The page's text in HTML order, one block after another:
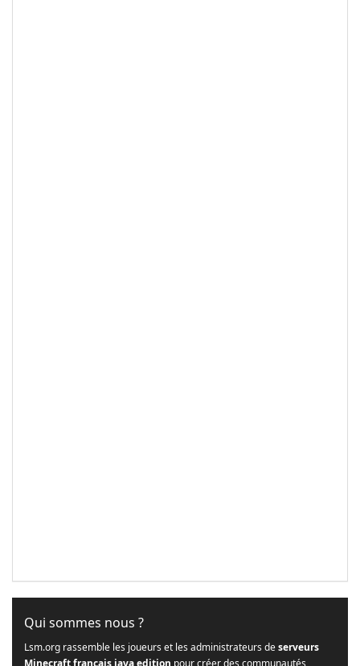
Qui sommes nous ?
Lsm.org rassemble les joueurs et les administrateurs deserveurs
Minecraft français java edition pour créer des communautés